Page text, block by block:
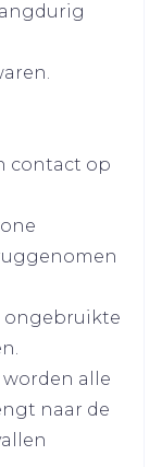
jeuk en
met
of de
De
van 40
5 mg.
(15°C -
contact op
ongebruikte
alle
naar de